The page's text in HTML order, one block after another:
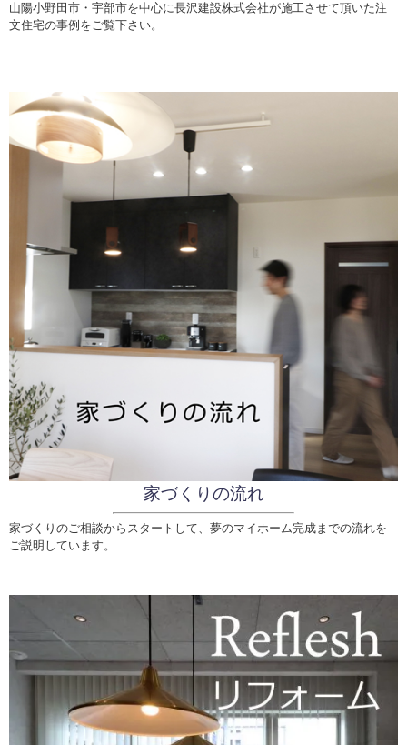
山陽小野田市・宇部市を中心に長沢建設株式会社が施工させて頂いた注
文住宅の事例をご覧下さい。
家づくりの流れ
家づくりのご相談からスタートして、夢のマイホーム完成までの流れを
ご説明しています。